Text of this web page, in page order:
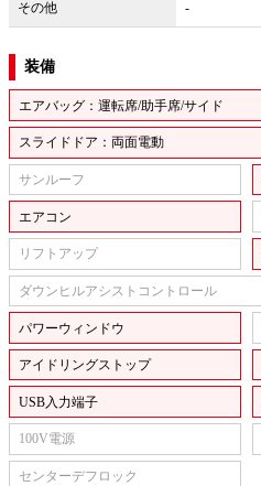
その他 -
装備
エアバッグ：運転席/助手席/サイド
スライドドア：両面電動
サンルーフ
エアコン
リフトアップ
ダウンヒルアシストコントロール
パワーウィンドウ
アイドリングストップ
USB入力端子
100V電源
センターデフロック